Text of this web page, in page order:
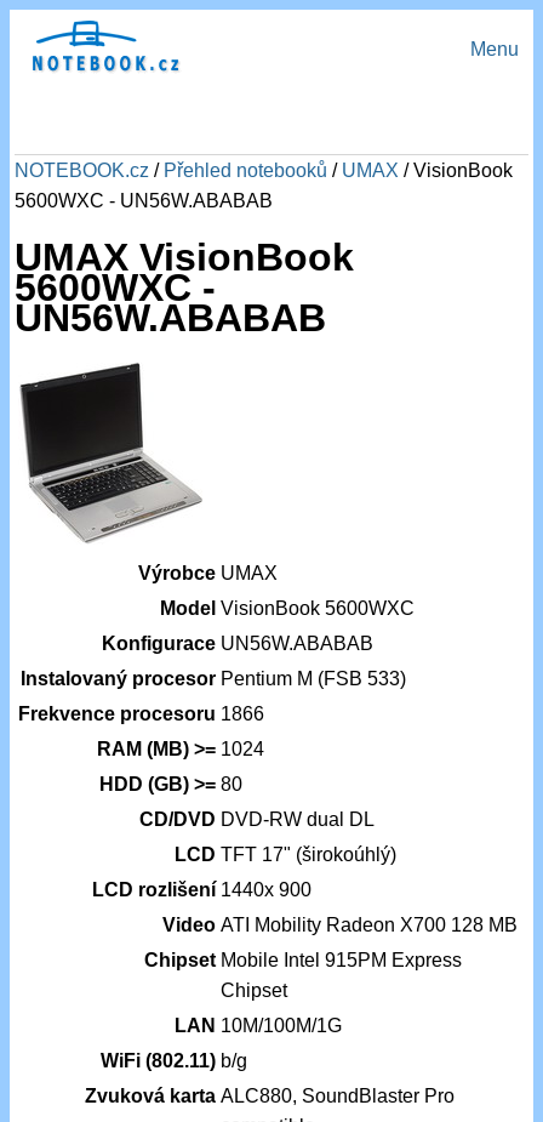
Menu
NOTEBOOK.cz / Přehled notebooků / UMAX / VisionBook
5600WXC - UN56W.ABABAB
UMAX VisionBook
5600WXC -
UN56W.ABABAB
Výrobce UMAX
Model VisionBook 5600WXC
Konfigurace UN56W.ABABAB
Instalovaný procesor Pentium M (FSB 533)
Frekvence procesoru 1866
RAM (MB) >= 1024
HDD (GB) >= 80
CD/DVD DVD-RW dual DL
LCD TFT 17" (širokoúhlý)
LCD rozlišení 1440x 900
Video ATI Mobility Radeon X700 128 MB
Chipset Mobile Intel 915PM Express
Chipset
LAN 10M/100M/1G
WiFi (802.11) b/g
Zvuková karta ALC880, SoundBlaster Pro